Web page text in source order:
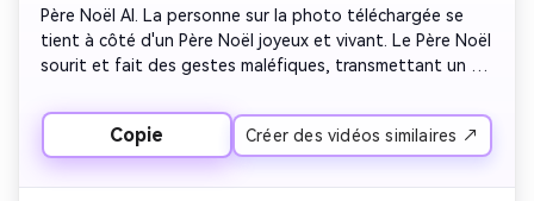
Père Noël AI. La personne sur la photo téléchargée se
tient à côté d'un Père Noël joyeux et vivant. Le Père Noël
sourit et fait des gestes maléfiques, transmettant un
plan est caractérisé par des décorations de Noël
colorées, des lumières clignotantes et une atmosphère
festive animée. Expressions exagérées mais réalistes,
mouvements fluides, couleurs vives, atmosphère festive
Copie Créer des vidéos similaires ↗